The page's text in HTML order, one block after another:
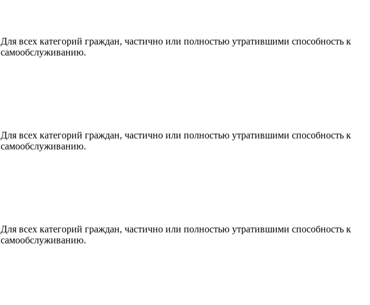
Для всех категорий граждан, частично или полностью утратившими способность к
самообслуживанию.
Для всех категорий граждан, частично или полностью утратившими способность к
самообслуживанию.
Для всех категорий граждан, частично или полностью утратившими способность к
самообслуживанию.